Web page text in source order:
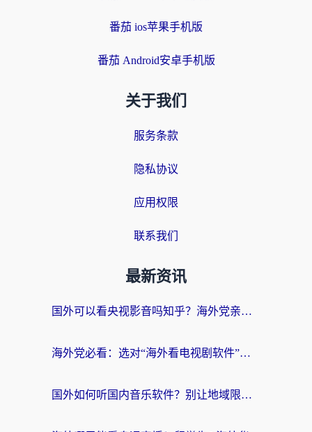
番茄 ios苹果手机版
番茄 Android安卓手机版
关于我们
服务条款
隐私协议
应用权限
联系我们
最新资讯
国外可以看央视影音吗知乎？海外党亲测有效的回国加速方案
海外党必看：选对“海外看电视剧软件”，再也不用愁国内剧刷不了
国外如何听国内音乐软件？别让地域限制，断了你的中文歌单